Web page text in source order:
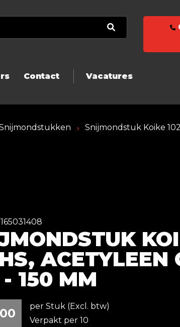
Contact Vacatures
Snijmondstuk Koike
ACETYLEEN
150 MM
per Stuk (Excl. btw)
Verpakt per 10